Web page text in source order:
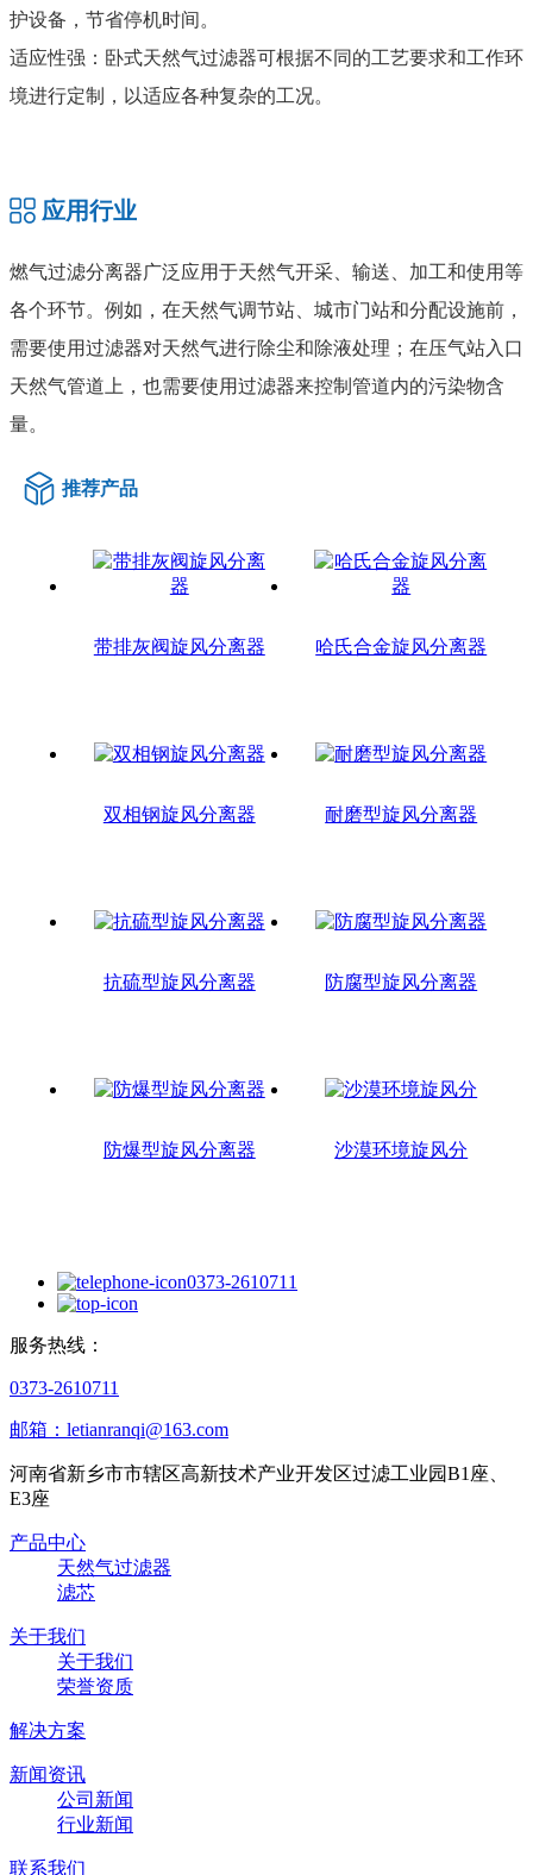
护设备，节省停机时间。
适应性强：卧式天然气过滤器可根据不同的工艺要求和工作环
境进行定制，以适应各种复杂的工况。
应用行业
燃气过滤分离器广泛应用于天然气开采、输送、加工和使用等
各个环节。例如，在天然气调节站、城市门站和分配设施前，
需要使用过滤器对天然气进行除尘和除液处理；在压气站入口
天然气管道上，也需要使用过滤器来控制管道内的污染物含
量。
推荐产品
带排灰阀旋风分离器 哈氏合金旋风分离器
双相钢旋风分离器 耐磨型旋风分离器
抗硫型旋风分离器 防腐型旋风分离器
防爆型旋风分离器 沙漠环境旋风分
0373-2610711
服务热线：
0373-2610711
邮箱：letianranqi@163.com
河南省新乡市市辖区高新技术产业开发区过滤工业园B1座、
E3座
产品中心
天然气过滤器
滤芯
关于我们
关于我们
荣誉资质
解决方案
新闻资讯
公司新闻
行业新闻
联系我们